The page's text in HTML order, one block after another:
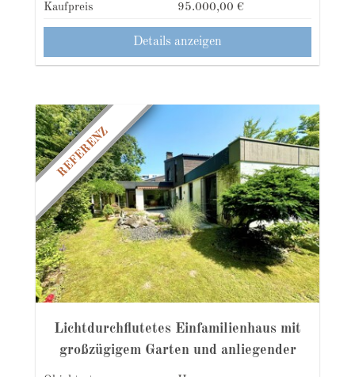
Kaufpreis
95.000,00 €
Details anzeigen
REFERENZ
Lichtdurchflutetes Einfamilienhaus mit
großzügigem Garten und anliegender
Garage